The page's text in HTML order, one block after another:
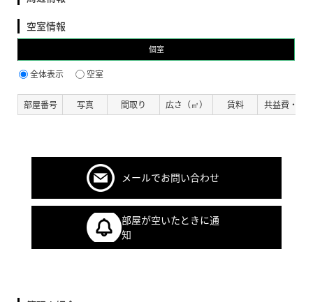
空室情報
個室
全体表示 空室
部屋番号 写真 間取り 広さ（㎡） 賃料 共益費・管
メールでお問い合わせ
部屋が空いたときに通
知